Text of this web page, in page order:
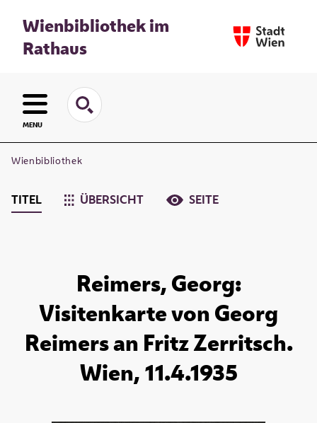
Wienbibliothek im
Rathaus
MENU
Wienbibliothek
TITEL ÜBERSICHT SEITE
Reimers, Georg:
Visitenkarte von Georg
Reimers an Fritz Zerritsch.
Wien, 11.4.1935